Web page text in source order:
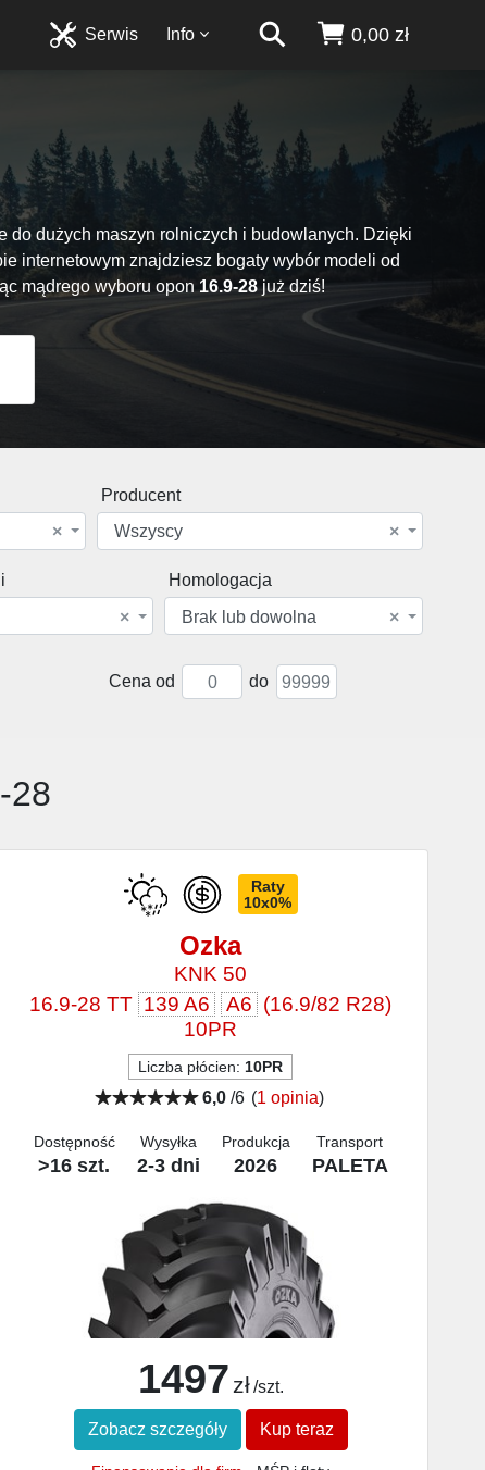
0,00 zł
Info
Serwis
do dużych maszyn rolniczych i budowlanych. Dzięki
internetowym znajdziesz bogaty wybór modeli od
mądrego wyboru opon 16.9-28już dziś!
×
Producent
×
Wszyscy
×
Homologacja
×
Brak lub dowolna
Cena od do
28
Raty
10x0%
Ozka
KNK 50
16.9-28 TT 139 A6 A6 (16.9/82 R28)
10PR
Liczba płócien: 10PR
6,0/6 (1 opinia)
Dostępność
>16 szt.
Wysyłka
2-3 dni
Produkcja
2026
Transport
PALETA
1497 zł/szt.
Zobacz szczegóły Kup teraz